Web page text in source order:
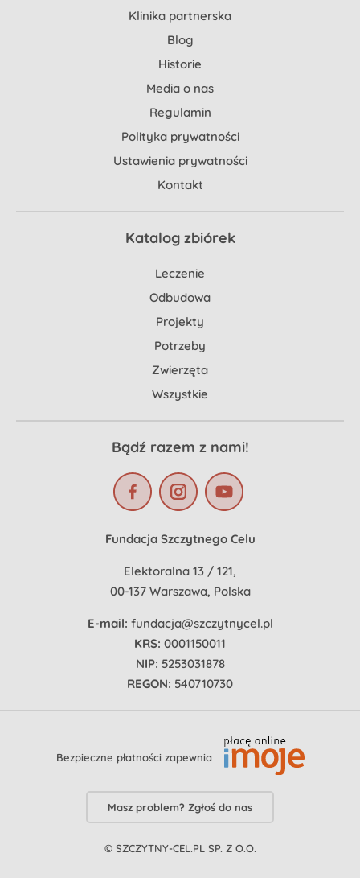
Klinika partnerska
Blog
Historie
Media o nas
Regulamin
Polityka prywatności
Ustawienia prywatności
Kontakt
Katalog zbiórek
Leczenie
Odbudowa
Projekty
Potrzeby
Zwierzęta
Wszystkie
Bądź razem z nami!
Fundacja Szczytnego Celu
Elektoralna 13 / 121,
00-137 Warszawa, Polska
E-mail: fundacja@szczytnycel.pl
KRS: 0001150011
NIP: 5253031878
REGON: 540710730
Bezpieczne płatności zapewnia
Masz problem? Zgłoś do nas
© SZCZYTNY-CEL.PL SP. Z O.O.